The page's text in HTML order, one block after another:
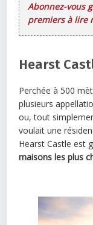
Abonnez-vous
premiers à lire
Hearst
Perchée à 500
plusieurs
ou, tout
voulait une
Hearst Castle est
maisons les plus